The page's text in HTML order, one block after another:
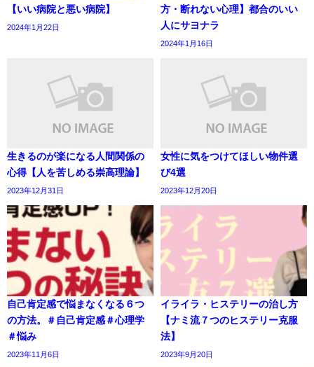
【いい病院と悪い病院】
2024年1月22日
方・断れない心理】都合のいい
人にサヨナラ
2024年1月16日
生きるのが楽になる人間関係の
心得【人を苦しめる崇高理論】
2023年12月31日
女性に気をつけてほしい物件選
び4選
2023年12月20日
自己肯定感で悩まなくなる６つ
の方法。＃自己肯定感＃心理学
＃悩み
2023年11月6日
イライラ・ヒステリーの治し方
【ナミ流７つのヒステリー克服
法】
2023年9月20日